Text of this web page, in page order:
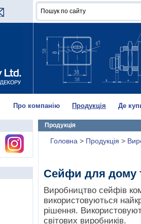
Про компанію Продукція Де
Продукція
Головна > Продукція >
Сейфи для дому
Виробництво сейфів
використовуються
рішення.
світових виробників.